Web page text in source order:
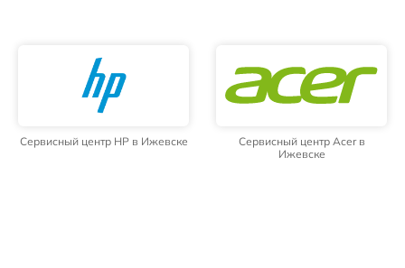
Сервисный центр HP в Ижевске
Сервисный центр Acer в
Ижевске